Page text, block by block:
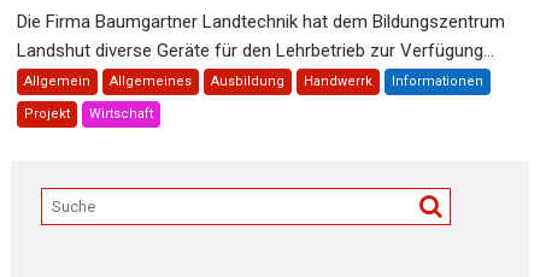
Die Firma Baumgartner Landtechnik hat dem Bildungszentrum
Landshut diverse Geräte für den Lehrbetrieb zur Verfügung...
Allgemein Allgemeines Ausbildung Handwerrk Informationen
Projekt Wirtschaft